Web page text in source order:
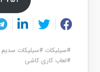
#سیلیکات #سیلیکات سدیم
#لعاب کاری کاشی